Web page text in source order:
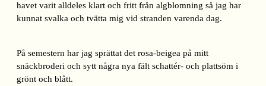
havet varit alldeles klart och fritt från algblomning så jag har
kunnat svalka och tvätta mig vid stranden varenda dag.
På semestern har jag sprättat det rosa-beigea på mitt
snäckbroderi och sytt några nya fält schattér- och plattsöm i
grönt och blått.